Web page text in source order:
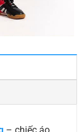
– chiếc áo